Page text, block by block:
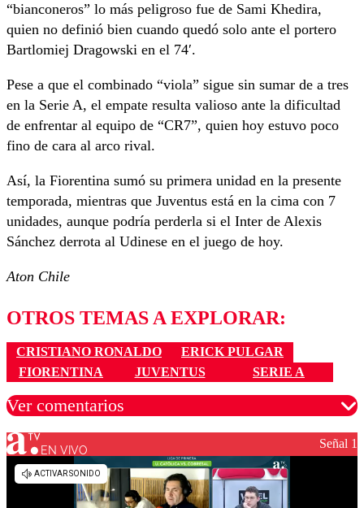
“bianconeros” lo más peligroso fue de Sami Khedira,
quien no definió bien cuando quedó solo ante el portero
Bartlomiej Dragowski en el 74′.
Pese a que el combinado “viola” sigue sin sumar de a tres
en la Serie A, el empate resulta valioso ante la dificultad
de enfrentar al equipo de “CR7”, quien hoy estuvo poco
fino de cara al arco rival.
Así, la Fiorentina sumó su primera unidad en la presente
temporada, mientras que Juventus está en la cima con 7
unidades, aunque podría perderla si el Inter de Alexis
Sánchez derrota al Udinese en el juego de hoy.
Aton Chile
OTROS TEMAS A EXPLORAR:
CRISTIANO RONALDO
ERICK PULGAR
FIORENTINA
JUVENTUS SERIE A
Ver comentarios
Los comentarios son moderados para garantizar un
diálogo respetuoso.
EN VIVO Señal 1